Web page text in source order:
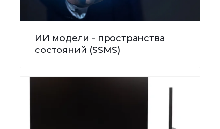
ИИ модели - пространства
состояний (SSMS)